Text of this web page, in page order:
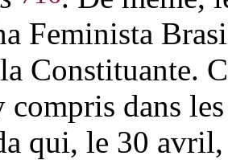
Feminista
Constituante.
dans
qui, le 30 avril,